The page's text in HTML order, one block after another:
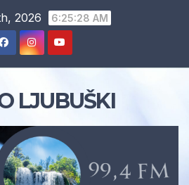
2026 6:25:29 AM
LJUBUŠKI